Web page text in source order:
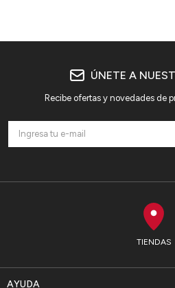
TIENDAS
AYUDA
ÚNETE A
Recibe ofertas y novedades de